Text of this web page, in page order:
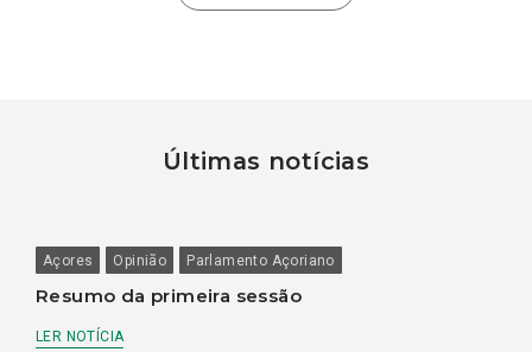
Últimas notícias
Açores Opinião Parlamento Açoriano
Resumo da primeira sessão
LER NOTÍCIA